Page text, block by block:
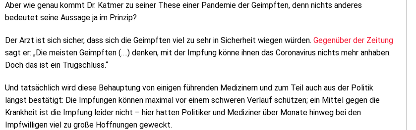
Aber wie genau kommt Dr. Katmer zu seiner These einer Pandemie der Geimpften, denn nichts anderes
bedeutet seine Aussage ja im Prinzip?
Der Arzt ist sich sicher, dass sich die Geimpften viel zu sehr in Sicherheit wiegen würden. Gegenüber der Zeitung
sagt er: „Die meisten Geimpften (….) denken, mit der Impfung könne ihnen das Coronavirus nichts mehr anhaben.
Doch das ist ein Trugschluss.“
Und tatsächlich wird diese Behauptung von einigen führenden Medizinern und zum Teil auch aus der Politik
längst bestätigt: Die Impfungen können maximal vor einem schweren Verlauf schützen; ein Mittel gegen die
Krankheit ist die Impfung leider nicht – hier hatten Politiker und Mediziner über Monate hinweg bei den
Impfwilligen viel zu große Hoffnungen geweckt.